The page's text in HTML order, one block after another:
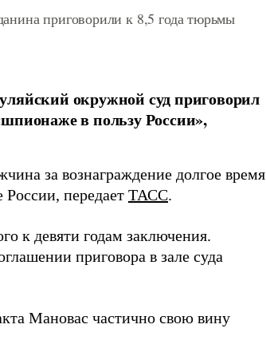
приговорили к 8,5 года тюрьмы
окружной суд приговорил
в пользу России»,
за вознаграждение долгое время
России, передает ТАСС.
к девяти годам заключения.
приговора в зале суда
Мановас частично свою вину